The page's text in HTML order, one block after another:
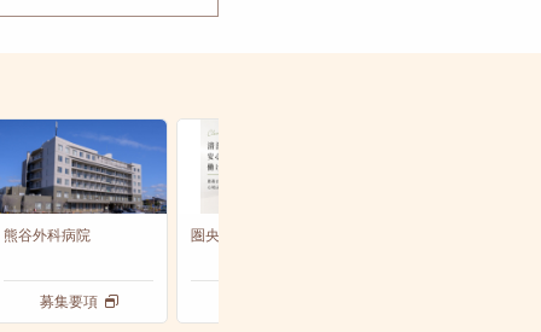
熊谷外科病院
募集要項
圏央所沢病院